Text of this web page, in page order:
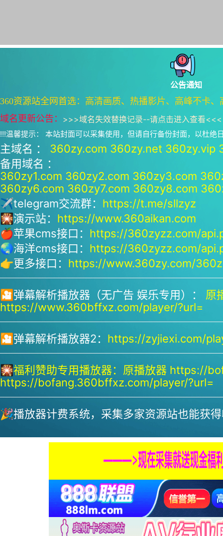
公告通知
360资源站全网首选：高清画质、热播影片、高峰不卡
域名更新公告： >>>域名失效替换记录--请点击进入查看<<<
!!!温馨提示： 本站封面可以采集使用，但请自行备份封面，以杜绝
主域名 ： 360zy.com 360zy.net 360zy.vip
备用域名 ：
360zy1.com 360zy2.com 360zy3.com
360zy6.com 360zy7.com 360zy8.com
✈telegram交流群： https://t.me/sllzyz
🎇演示站： https://www.360aikan.com
🍎苹果cms接口： https://360zyzz.com/
🌏海洋cms接口： https://360zyzz.com/
👉更多接口： https://www.360zy.com/
🎦弹幕解析播放器（无广告 娱乐专用）： 原
https://www.360bffxz.com/player/?url=
🎦弹幕解析播放器2： https://zyjiexi.com/
🎇福利赞助专用播放器： 原播放器 https://
https://bofang.360bffxz.com/player/?url=
🎉播放器计费系统，采集多家资源站也能获